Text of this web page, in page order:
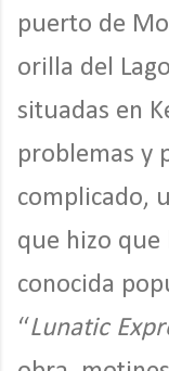
puerto de
orilla del
situadas en
problemas y
complicado,
que hizo que
conocida
“Lunatic